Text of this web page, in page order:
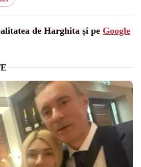
de Harghita și pe Google